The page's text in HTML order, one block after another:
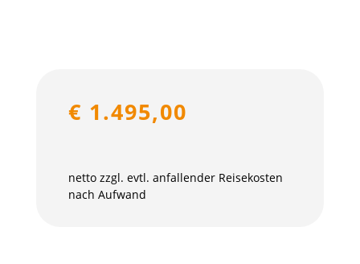
€ 1.495,00
netto zzgl. evtl. anfallender Reisekosten
nach Aufwand